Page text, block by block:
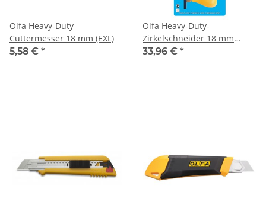
Olfa Heavy-Duty
Cuttermesser 18 mm (EXL)
5,58 € *
Olfa Heavy-Duty-
Zirkelschneider 18 mm
(CMP-2)
33,96 € *